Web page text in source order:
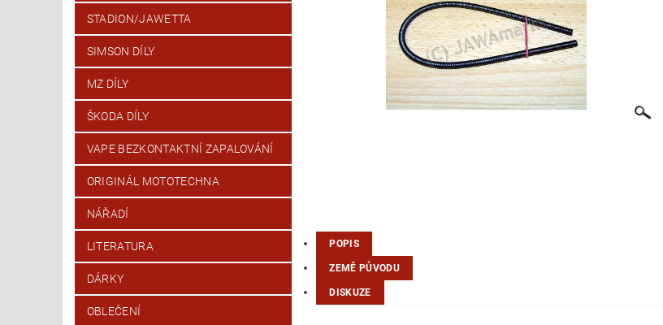
STADION/JAWETTA
SIMSON DÍLY
MZ DÍLY
ŠKODA DÍLY
VAPE BEZKONTAKTNÍ ZAPALOVÁNÍ
ORIGINÁL MOTOTECHNA
NÁŘADÍ
LITERATURA
DÁRKY
OBLEČENÍ
POPIS
ZEMĚ PŮVODU
DISKUZE